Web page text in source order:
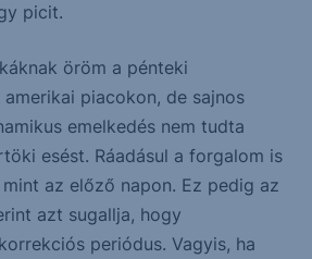
picit.
öröm a pénteki
piacokon, de sajnos
emelkedés nem tudta
esést. Ráadásul a forgalom is
az előző napon. Ez pedig az
azt sugallja, hogy
periódus. Vagyis, ha